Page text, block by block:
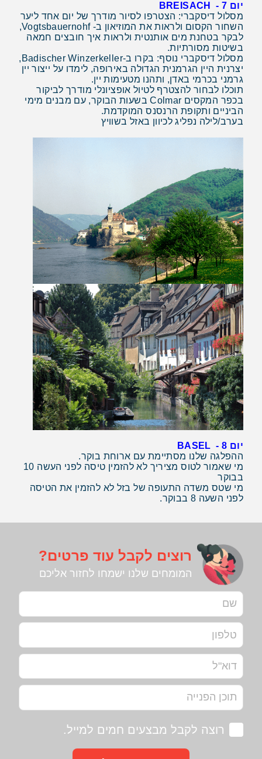
יום 7
- BREISACH
מסלול דיסקברי: הצטרפו לסיור מודרך של יום אחד ליער
השחור הקסום ולראות את המוזיאון ב-Vogtsbauernohf
,
לבקר בטחנת מים אותנטית ולראות איך חובצים חמאה
בשיטות מסורתיות.
מסלול דיסקברי נוסף: בקרו ב-Badischer Winzerkeller
,
יצרנית היין הגרמנית הגדולה באירופה, לימדו על ייצור יין
גרמני בכרמי באדן, ותהנו מטעימות יין.
תוכלו לבחור להצטרף לטיול אופציונלי מודרך לביקור
בכפר המקסים Colmar בשעות הבוקר, עם מבנים מימי
הביניים ותקופת הרנסנס המוקדמת.
בערב/לילה נפליג לכיוון באזל בשוויץ
יום 8
- BASEL
ההפלגה שלנו מסתיימת עם ארוחת בוקר.
מי שאמור לטוס מציריך לא להזמין טיסה לפני העשה 10
בבוקר
מי שטס משדה התעופה של בזל לא להזמין את הטיסה
לפני השעה 8 בבוקר.
רוצים לקבל עוד פרטים?
המומחים שלנו ישמחו לחזור אליכם
רוצה לקבל מבצעים חמים למייל.